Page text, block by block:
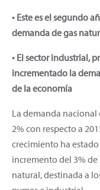
• Este es el segundo
demanda de gas
• El sector industrial,
incrementado la
de la economía
La demanda nacional
2% con respecto a
crecimiento ha
incremento del 3%
natural, destinada a